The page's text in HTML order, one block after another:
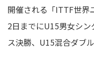
開催される「ITTF世界
2日までにU15男女シ
ス決勝、U15混合ダブ